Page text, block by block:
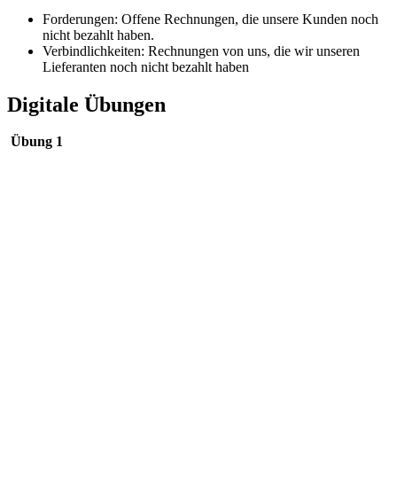
Forderungen: Offene Rechnungen, die unsere Kunden noch
nicht bezahlt haben.
Verbindlichkeiten: Rechnungen von uns, die wir unseren
Lieferanten noch nicht bezahlt haben
Digitale Übungen
Übung 1